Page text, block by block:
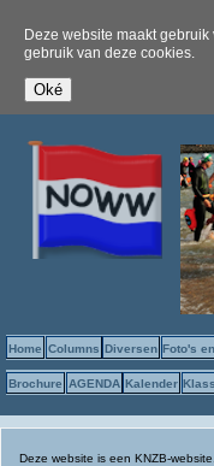
Deze website maakt
gebruik van deze cookies.
Home Columns Diversen Foto's
Brochure AGENDA Kalender
Deze website is een KNZB-website.